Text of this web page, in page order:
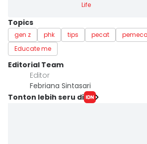
Life
Topics
gen z phk tips pecat
Educate me
Editorial Team
Editor
Febriana Sintasari
Tonton lebih seru di